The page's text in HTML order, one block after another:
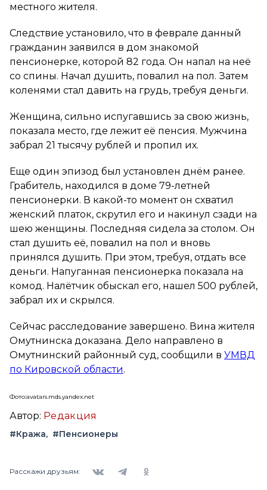
местного жителя.
Следствие установило, что в феврале данный
гражданин заявился в дом знакомой
пенсионерке, которой 82 года. Он напал на неё
со спины. Начал душить, повалил на пол. Затем
коленями стал давить на грудь, требуя деньги.
Женщина, сильно испугавшись за свою жизнь,
показала место, где лежит её пенсия. Мужчина
забрал 21 тысячу рублей и пропил их.
Еще один эпизод был установлен днём ранее.
Грабитель, находился в доме 79-летней
пенсионерки. В какой-то момент он схватил
женский платок, скрутил его и накинул сзади на
шею женщины. Последняя сидела за столом. Он
стал душить её, повалил на пол и вновь
принялся душить. При этом, требуя, отдать все
деньги. Напуганная пенсионерка показала на
комод. Налётчик обыскал его, нашел 500 рублей,
забрал их и скрылся.
Сейчас расследование завершено. Вина жителя
Омутнинска доказана. Дело направлено в
Омутнинский районный суд, сообщили в УМВД
по Кировской области.
Фото:avatars.mds.yandex.net
Автор: Редакция
#Кража #Пенсионеры
Расскажи друзьям: